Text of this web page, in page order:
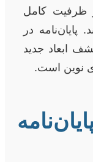
ظرفیت کامل
پایان‌نامه در
ابعاد جدید
نوین است.